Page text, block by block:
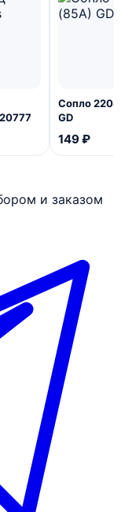
Сопло
GD
149 ₽
и заказом